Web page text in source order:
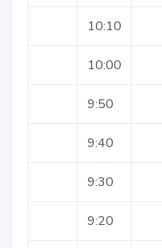
10:10
10:00
9:50
9:40
9:30
9:20